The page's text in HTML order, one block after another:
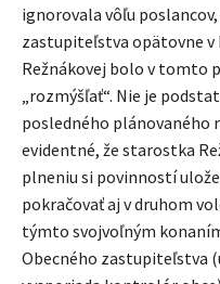
ignorovala vôľu
zastupiteľstva opätovne
Režnákovej bolo v tomto
„rozmýšľať“. Nie je
posledného plánovaného
evidentné, že starostka
plneniu si povinností
pokračovať aj v druhom
týmto svojvoľným
Obecného zastupiteľstva